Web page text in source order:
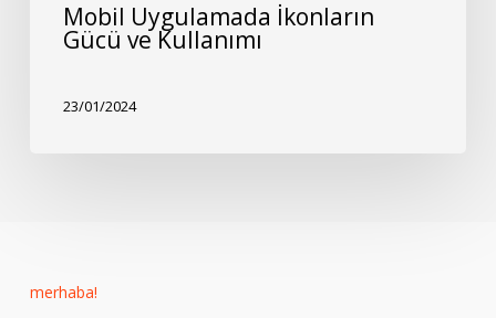
Mobil Uygulamada İkonların
Gücü ve Kullanımı
23/01/2024
merhaba!